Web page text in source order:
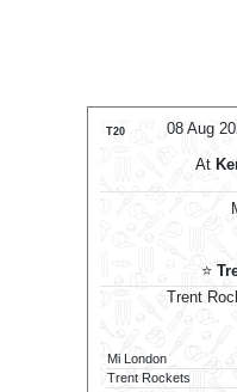
Sat 13:30 GMT
won by 6 wkts
147/7 (100)
148/4 (90)